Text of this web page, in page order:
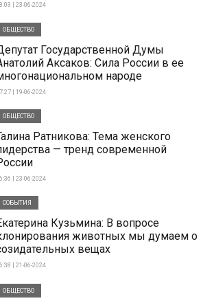
| 23-06-2024
ОБЩЕСТВО
Государственной Думы
Аксаков: Сила России в ее
народе
| 19-06-2024
ОБЩЕСТВО
Ратникова: Тема женского
— тренд современной
| 23-06-2024
СОБЫТИЯ
Кузьмина: В вопросе
животных мы думаем о
вещах
| 21-06-2024
ОБЩЕСТВО